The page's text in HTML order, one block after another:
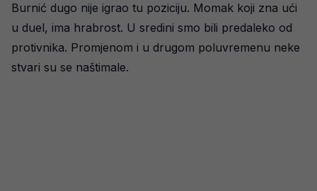
Burnić dugo nije igrao tu poziciju. Momak koji zna ući
u duel, ima hrabrost. U sredini smo bili predaleko od
protivnika. Promjenom i u drugom poluvremenu neke
stvari su se naštimale.